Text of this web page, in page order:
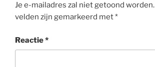
Je e-mailadres zal niet getoond worden.
velden zijn gemarkeerd met*
Reactie*